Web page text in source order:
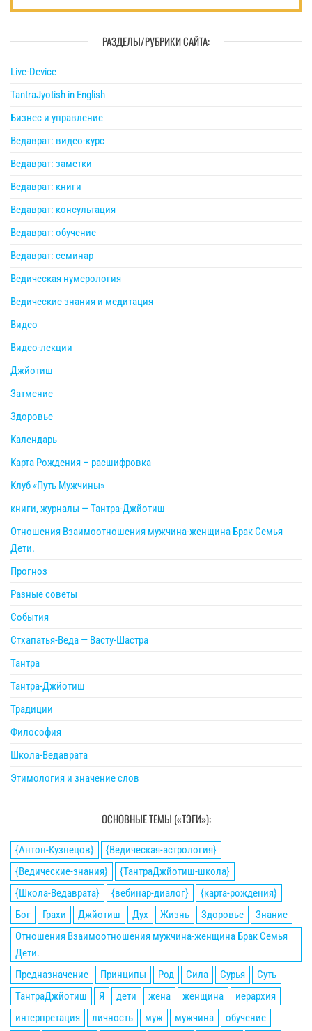
РАЗДЕЛЫ/РУБРИКИ САЙТА:
Live-Device
TantraJyotish in English
Бизнес и управление
Ведаврат: видео-курс
Ведаврат: заметки
Ведаврат: книги
Ведаврат: консультация
Ведаврат: обучение
Ведаврат: семинар
Ведическая нумерология
Ведические знания и медитация
Видео
Видео-лекции
Джйотиш
Затмение
Здоровье
Календарь
Карта Рождения – расшифровка
Клуб «Путь Мужчины»
книги, журналы — Тантра-Джйотиш
Отношения Взаимоотношения мужчина-женщина Брак Семья
Дети.
Прогноз
Разные советы
События
Стхапатья-Веда — Васту-Шастра
Тантра
Тантра-Джйотиш
Традиции
Философия
Школа-Ведаврата
Этимология и значение слов
ОСНОВНЫЕ ТЕМЫ («ТЭГИ»):
{Антон-Кузнецов}
{Ведическая-астрология}
{Ведические-знания}
{ТантраДжйотиш-школа}
{Школа-Ведаврата}
{вебинар-диалог}
{карта-рождения}
Бог
Грахи Джйотиш Дух Жизнь Здоровье
Знание
Отношения Взаимоотношения мужчина-женщина Брак Семья
Дети.
Предназначение
Принципы Род Сила Сурья
Суть
ТантраДжйотиш
Я дети жена женщина
иерархия
интерпретация
личность муж мужчина обучение